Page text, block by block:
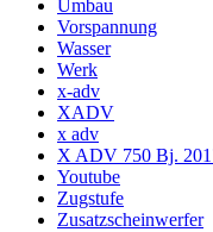
Umbau
Vorspannung
Wasser
Werk
x-adv
XADV
x adv
X ADV 750 Bj.
Youtube
Zugstufe
Zusatzscheinwerfer